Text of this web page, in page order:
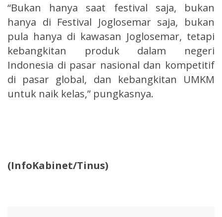
“Bukan hanya saat festival saja, bukan
hanya di Festival Joglosemar saja, bukan
pula hanya di kawasan Joglosemar, tetapi
kebangkitan produk dalam negeri
Indonesia di pasar nasional dan kompetitif
di pasar global, dan kebangkitan UMKM
untuk naik kelas,” pungkasnya.
(InfoKabinet/Tinus)